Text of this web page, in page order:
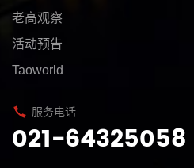
老高观察
活动预告
Taoworld
服务电话
021-64325058